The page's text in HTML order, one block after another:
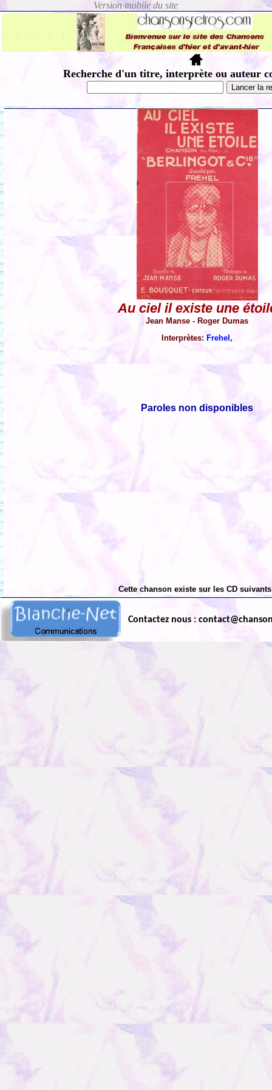
Recherche d'un titre, interprète ou auteur
Au ciel il existe une
Jean Manse - Roger Dumas
Interprètes: Frehel,
Paroles non disponibles
Cette chanson existe sur les CD
Contactez nous :